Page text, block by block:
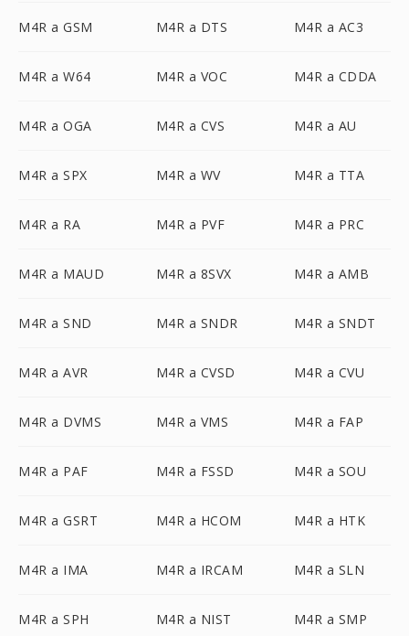
M4R a GSM M4R a DTS M4R a AC3
M4R a W64 M4R a VOC M4R a CDDA
M4R a OGA M4R a CVS M4R a AU
M4R a SPX M4R a WV M4R a TTA
M4R a RA M4R a PVF M4R a PRC
M4R a MAUD M4R a 8SVX M4R a AMB
M4R a SND M4R a SNDR M4R a SNDT
M4R a AVR M4R a CVSD M4R a CVU
M4R a DVMS M4R a VMS M4R a FAP
M4R a PAF M4R a FSSD M4R a SOU
M4R a GSRT M4R a HCOM M4R a HTK
M4R a IMA M4R a IRCAM M4R a SLN
M4R a SPH M4R a NIST M4R a SMP